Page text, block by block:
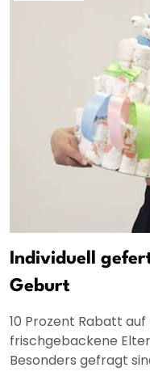
Individuell
Geburt
10 Prozent Rabatt
frischgebackene
Besonders gefragt